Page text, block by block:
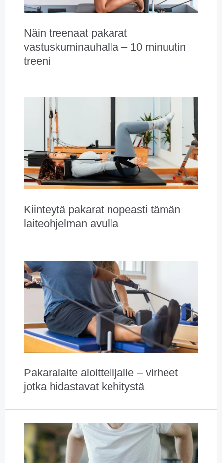
Näin treenaat pakarat
vastuskuminauhalla – 10 minuutin
treeni
Kiinteytä pakarat nopeasti tämän
laiteohjelman avulla
Pakaralaite aloittelijalle – virheet
jotka hidastavat kehitystä